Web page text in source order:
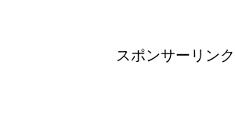
スポンサーリンク